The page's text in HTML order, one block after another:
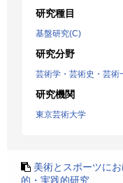
研究種目
基盤研究(C)
研究分野
芸術学・芸術史・芸術
研究機関
東京芸術大学
美術とスポーツに
的・実践的研究